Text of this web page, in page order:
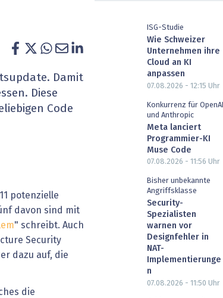
& Co.
Artificial Intelligence
Finance 2030
Fintech & Insurtech
Professional AV & Digital Signage
Damit
Diese
Code
potenzielle
davon sind mit
" schreibt. Auch
Security
dazu auf, die
die
ISG-Studie
Wie Schweizer
Unternehmen ihre
Cloud an KI
anpassen
07.08.2026 - 12:15 Uhr
Konkurrenz für OpenAI
und Anthropic
Meta lanciert
Programmier-KI
Muse Code
07.08.2026 - 11:56 Uhr
Bisher unbekannte
Angriffsklasse
Security-
Spezialisten
warnen vor
Designfehler in
NAT-
Implementierunge
n
07.08.2026 - 11:50 Uhr